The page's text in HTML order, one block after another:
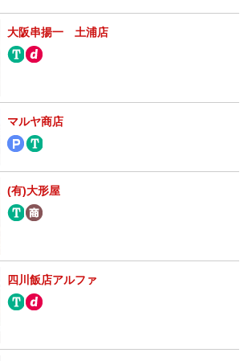
大阪串揚一 土浦店
マルヤ商店
(有)大形屋
四川飯店アルファ